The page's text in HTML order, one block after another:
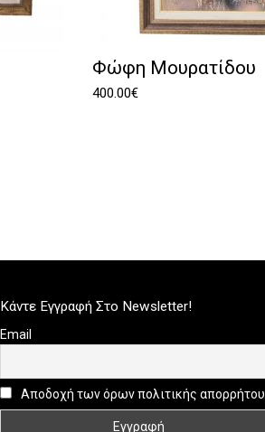
Φώφη Μουρατίδου
400.00€
Κάντε Εγγραφή Στο Newsletter!
Email
Αποδοχή των όρων πολιτικής απορρήτου